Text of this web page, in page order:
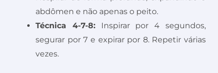
abdômen e não apenas o peito.
Técnica 4-7-8:Inspirar por 4 segundos,
segurar por 7 e expirar por 8. Repetir várias
vezes.